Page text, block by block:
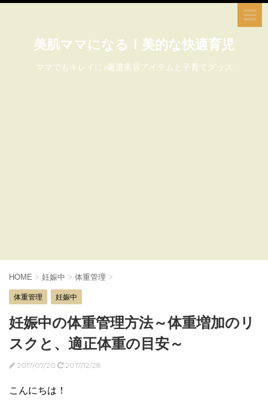
美肌ママになる！美的な快適育児
ママでもキレイに♪厳選美容アイテムと子育てグッズ
HOME > 妊娠中 > 体重管理 >
体重管理 妊娠中
妊娠中の体重管理方法～体重増加のリ
スクと、適正体重の目安～
2017/07/20 2017/12/28
こんにちは！